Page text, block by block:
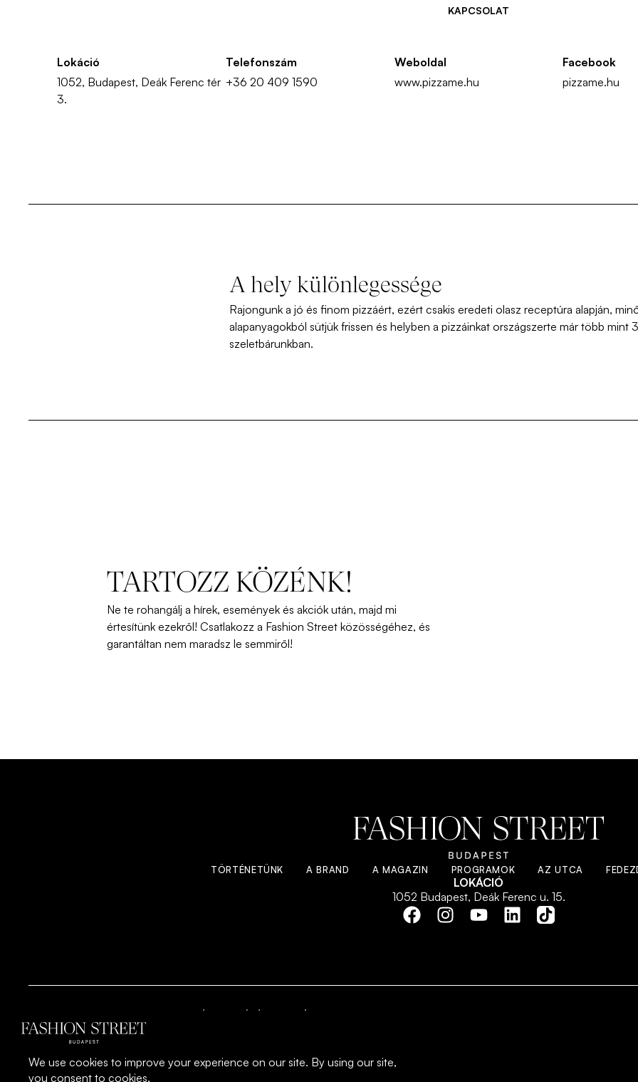
KAPCSOLAT
Lokáció
1052, Budapest, Deák Ferenc tér
3.
Telefonszám
+36 20 409 1590
Weboldal
www.pizzame.hu
Facebook
pizzame.hu
A hely különlegessége
Rajongunk a jó és finom pizzáért, ezért csakis eredeti olasz receptúra alapján,
alapanyagokból sütjük frissen és helyben a pizzáinkat országszerte már több mint
szeletbárunkban.
TARTOZZ KÖZÉNK!
Ne te rohangálj a hírek, események és akciók után, majd mi
értesítünk ezekről! Csatlakozz a Fashion Street közösségéhez, és
garantáltan nem maradsz le semmiről!
TÖRTÉNETÜNK A BRAND A MAGAZIN PROGRAMOK AZ UTCA
LOKÁCIÓ
1052 Budapest, Deák Ferenc u. 15.